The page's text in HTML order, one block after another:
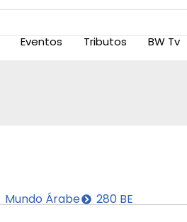
Eventos Tributos BW Tv
Mundo Árabe 280 BE